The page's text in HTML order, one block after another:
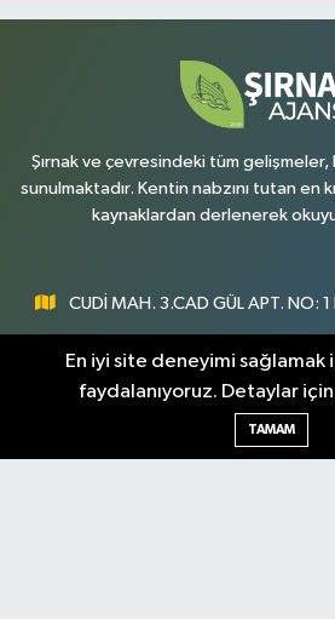
Yenişehir Mahallesi, 8.Cadde No:53 A Silopi
Yol Tarifi Al
Şırnak ve çevresindeki tüm gelişmeler,
sunulmaktadır. Kentin nabzını tutan en
kaynaklardan derlenerek
CUDİ MAH. 3.CAD GÜL APT. NO: 1
0547 300 73
[email
En iyi site deneyimi
faydalanıyoruz. Detaylar için
TAMAM